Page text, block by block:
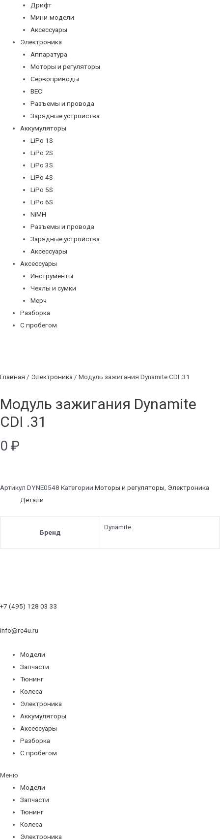
Дрифт
Мини-модели
Аксессуары
Электроника
Аппаратура
Моторы и регуляторы
Сервоприводы
BEC
Разъемы и провода
Зарядные устройства
Аккумуляторы
LiPo 1S
LiPo 2S
LiPo 3S
LiPo 4S
LiPo 5S
LiPo 6S
NiMH
Разъемы и провода
Зарядные устройства
Аксессуары
Аксессуары
Инструменты
Чехлы и сумки
Мерч
Разборка
С пробегом
Главная / Электроника / Модуль зажигания Dynamite CDI .31
Модуль зажигания Dynamite
CDI .31
0 ₽
Артикул DYNE0548 Категории Моторы и регуляторы, Электроника
Детали
Бренд
Dynamite
+7 (495) 128 03 33
info@rc4u.ru
Модели
Запчасти
Тюнинг
Колеса
Электроника
Аккумуляторы
Аксессуары
Разборка
С пробегом
Меню
Модели
Запчасти
Тюнинг
Колеса
Электроника